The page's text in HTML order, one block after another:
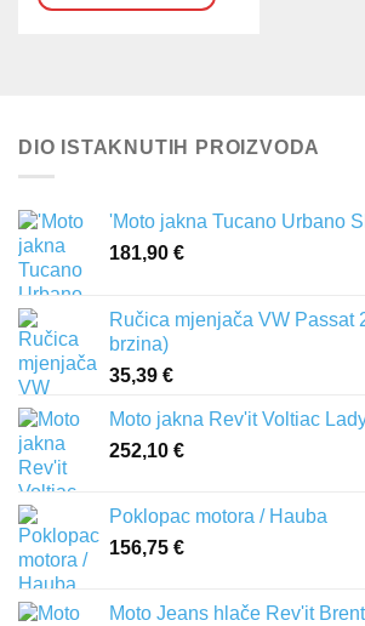
DIO ISTAKNUTIH PROIZVODA
'Moto jakna Tucano Urbano
181,90 €
Ručica mjenjača VW Passat
brzina)
35,39 €
Moto jakna Rev'it Voltiac
252,10 €
Poklopac motora / Hauba
156,75 €
Moto Jeans hlače Rev'it